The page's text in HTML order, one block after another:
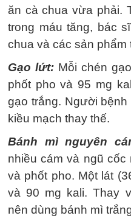
ăn cà chua vừa phải.
trong máu tăng, bác
chua và các sản phẩm
Gạo lứt: Mỗi chén
phốt pho và 95 mg
gạo trắng. Người
kiều mạch thay thế.
Bánh mì nguyên
nhiều cám và ngũ cốc
và phốt pho. Một lát
và 90 mg kali. Thay
nên dùng bánh mì